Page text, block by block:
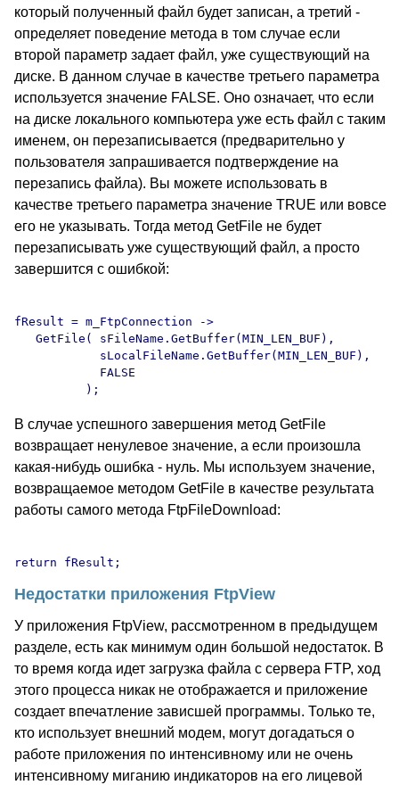
который полученный файл будет записан, а третий -
определяет поведение метода в том случае если
второй параметр задает файл, уже существующий на
диске. В данном случае в качестве третьего параметра
используется значение FALSE. Оно означает, что если
на диске локального компьютера уже есть файл с таким
именем, он перезаписывается (предварительно у
пользователя запрашивается подтверждение на
перезапись файла). Вы можете использовать в
качестве третьего параметра значение TRUE или вовсе
его не указывать. Тогда метод GetFile не будет
перезаписывать уже существующий файл, а просто
завершится с ошибкой:
fResult = m_FtpConnection ->
   GetFile( sFileName.GetBuffer(MIN_LEN_BUF),
            sLocalFileName.GetBuffer(MIN_LEN_BUF),
            FALSE
В случае успешного завершения метод GetFile
возвращает ненулевое значение, а если произошла
какая-нибудь ошибка - нуль. Мы используем значение,
возвращаемое методом GetFile в качестве результата
работы самого метода FtpFileDownload:
Недостатки приложения FtpView
У приложения FtpView, рассмотренном в предыдущем
разделе, есть как минимум один большой недостаток. В
то время когда идет загрузка файла с сервера FTP, ход
этого процесса никак не отображается и приложение
создает впечатление зависшей программы. Только те,
кто использует внешний модем, могут догадаться о
работе приложения по интенсивному или не очень
интенсивному миганию индикаторов на его лицевой